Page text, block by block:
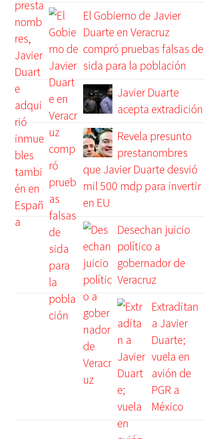
El Gobierno de Javier
Duarte en Veracruz
compró pruebas falsas de
sida para la población
Javier Duarte
acepta extradición
Revela presunto
prestanombres
que Javier Duarte desvió
mil 500 mdp para invertir
en EU
Desechan juicio
político a
gobernador de
Veracruz
Extraditan
a Javier
Duarte;
vuela en
avión de
PGR a
México